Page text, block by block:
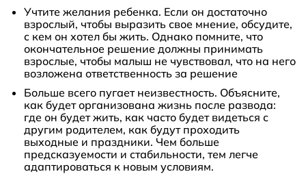
Учтите желания ребенка. Если он достаточно
взрослый, чтобы выразить свое мнение, обсудите,
с кем он хотел бы жить. Однако помните, что
окончательное решение должны принимать
взрослые, чтобы малыш не чувствовал, что на него
возложена ответственность за решение
Больше всего пугает неизвестность. Объясните,
как будет организована жизнь после развода:
где он будет жить, как часто будет видеться с
другим родителем, как будут проходить
выходные и праздники. Чем больше
предсказуемости и стабильности, тем легче
адаптироваться к новым условиям.